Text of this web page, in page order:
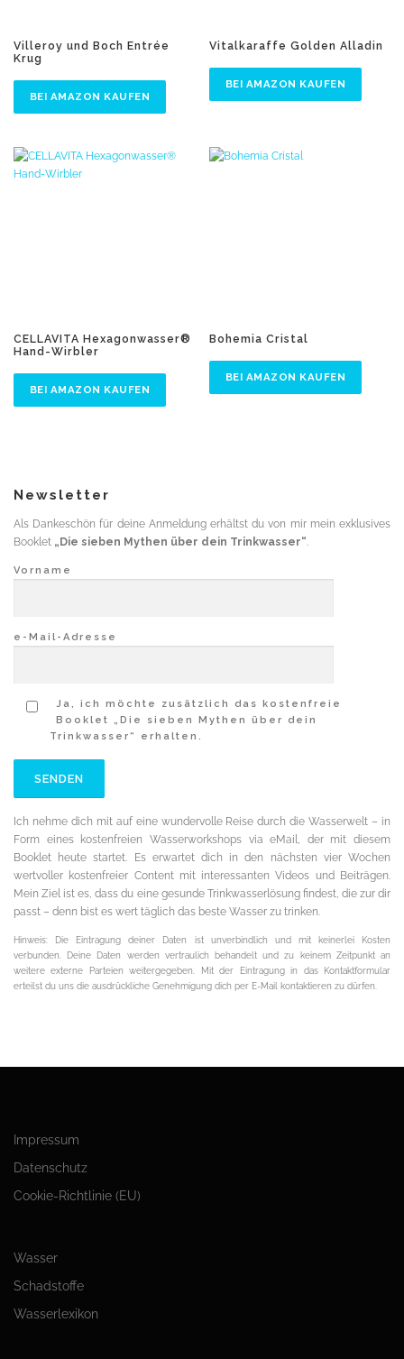
Villeroy und Boch Entrée
Krug
BEI AMAZON KAUFEN
Vitalkaraffe Golden Alladin
BEI AMAZON KAUFEN
CELLAVITA Hexagonwasser®
Hand-Wirbler
BEI AMAZON KAUFEN
Bohemia Cristal
BEI AMAZON KAUFEN
Newsletter
Als Dankeschön für deine Anmeldung erhältst du von mir mein exklusives
Booklet „Die sieben Mythen über dein Trinkwasser“
Vorname
e-Mail-Adresse
Ja, ich möchte zusätzlich das kostenfreie
Booklet „Die sieben Mythen über dein
Trinkwasser“ erhalten.
Ich nehme dich mit auf eine wundervolle Reise durch die Wasserwelt – in
Form eines kostenfreien Wasserworkshops via eMail, der mit diesem
Booklet heute startet. Es erwartet dich in den nächsten vier Wochen
wertvoller kostenfreier Content mit interessanten Videos und Beiträgen.
Mein Ziel ist es, dass du eine gesunde Trinkwasserlösung findest, die zur dir
passt – denn bist es wert täglich das beste Wasser zu trinken.
Hinweis: Die Eintragung deiner Daten ist unverbindlich und mit keinerlei Kosten
verbunden. Deine Daten werden vertraulich behandelt und zu keinem Zeitpunkt an
weitere externe Parteien weitergegeben. Mit der Eintragung in das Kontaktformular
erteilst du uns die ausdrückliche Genehmigung dich per E-Mail kontaktieren zu dürfen.
Impressum
Datenschutz
Cookie-Richtlinie (EU)
Wasser
Schadstoffe
Wasserlexikon